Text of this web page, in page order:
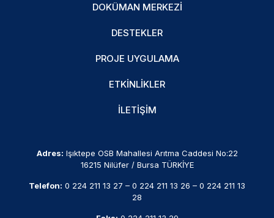
DOKÜMAN MERKEZI
DESTEKLER
PROJE UYGULAMA
ETKINLIKLER
İLETIŞIM
Adres: Işıktepe OSB Mahallesi Arıtma Caddesi No:22
16215 Nilüfer / Bursa TÜRKİYE
Telefon: 0 224 211 13 27 – 0 224 211 13 26 – 0 224 211 13
28